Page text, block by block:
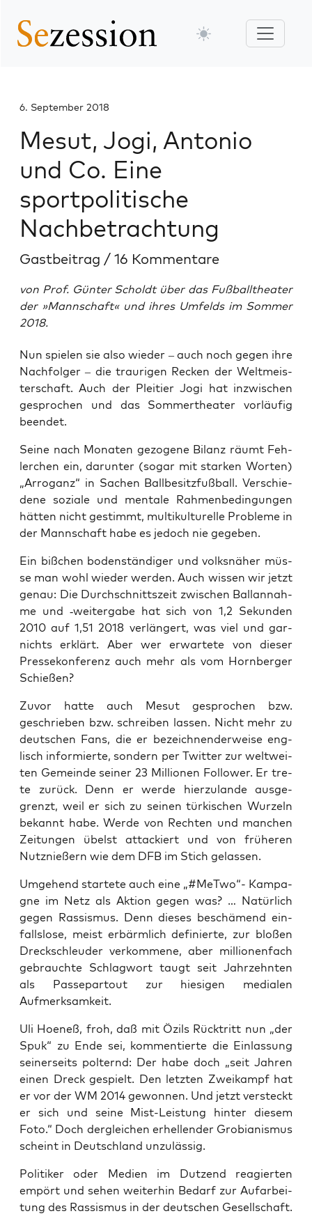
6. September 2018
Mesut, Jogi, Antonio
und Co. Eine
sportpolitische
Nachbetrachtung
Gastbeitrag / 16 Kommentare
von Prof. Günter Scholdt über das Fußballtheater
der »Mannschaft« und ihres Umfelds im Sommer
2018.
Nun spie­len sie also wie­der – auch noch gegen ihre
Nach­fol­ger – die trau­ri­gen Recken der Welt­meis­
ter­schaft. Auch der Plei­tier Jogi hat inzwi­schen
gespro­chen und das Som­mer­thea­ter vor­läu­fig
beendet.
Sei­ne nach Mona­ten gezo­ge­ne Bilanz räumt Feh­
ler­chen ein, dar­un­ter (sogar mit star­ken Wor­ten)
„Arro­ganz“ in Sachen Ball­be­sitz­fuß­ball. Ver­schie­
de­ne sozia­le und men­ta­le Rah­men­be­din­gun­gen
hät­ten nicht gestimmt, mul­ti­kul­tu­rel­le Pro­ble­me in
der Mann­schaft habe es jedoch nie gegeben.
Ein biß­chen boden­stän­di­ger und volks­nä­her müs­
se man wohl wie­der wer­den. Auch wis­sen wir jetzt
genau: Die Durch­schnitts­zeit zwi­schen Ball­an­nah­
me und ‑wei­ter­ga­be hat sich von 1,2 Sekun­den
2010 auf 1,51 2018 ver­län­gert, was viel und gar­
nichts erklärt. Aber wer erwar­te­te von die­ser
Pres­se­kon­fe­renz auch mehr als vom Horn­ber­ger
Schießen?
Zuvor hat­te auch Mesut gespro­chen bzw.
geschrie­ben bzw. schrei­ben las­sen. Nicht mehr zu
deut­schen Fans, die er bezeich­nen­der­wei­se eng­
lisch infor­mier­te, son­dern per Twit­ter zur welt­wei­
ten Gemein­de sei­ner 23 Mil­lio­nen Fol­lower. Er tre­
te zurück. Denn er wer­de hier­zu­lan­de aus­ge­
grenzt, weil er sich zu sei­nen tür­ki­schen Wur­zeln
bekannt habe. Wer­de von Rech­ten und man­chen
Zei­tun­gen übelst atta­ckiert und von frü­he­ren
Nutz­nie­ßern wie dem DFB im Stich gelassen.
Umge­hend star­te­te auch eine „#MeT­wo“- Kam­pa­
gne im Netz als Akti­on gegen was? … Natür­lich
gegen Ras­sis­mus. Denn die­ses beschä­mend ein­
falls­lo­se, meist erbärm­lich defi­nier­te, zur blo­ßen
Dreck­schleu­der ver­kom­me­ne, aber mil­lio­nen­fach
gebrauch­te Schlag­wort taugt seit Jahr­zehn­ten
als Pas­se­par­tout zur hie­si­gen media­len
Aufmerksamkeit.
Uli Hoe­neß, froh, daß mit Özils Rück­tritt nun „der
Spuk“ zu Ende sei, kom­men­tier­te die Ein­las­sung
sei­ner­seits pol­ternd: Der habe doch „seit Jah­ren
einen Dreck gespielt. Den letz­ten Zwei­kampf hat
er vor der WM 2014 gewon­nen. Und jetzt ver­steckt
er sich und sei­ne Mist-Leis­tung hin­ter die­sem
Foto.“ Doch der­glei­chen erhel­len­der Gro­bia­nis­mus
scheint in Deutsch­land unzulässig.
Poli­ti­ker oder Medi­en im Dut­zend reagier­ten
empört und sehen wei­ter­hin Bedarf zur Auf­ar­bei­
tung des Ras­sis­mus in der deut­schen Gesell­schaft.